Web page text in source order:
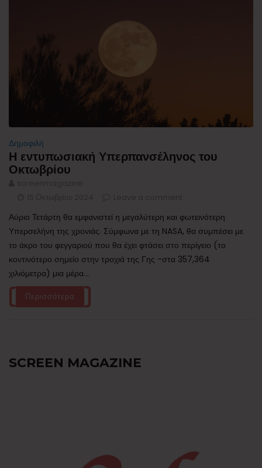
Δημοφιλή
Η εντυπωσιακή Υπερπανσέληνος του
Οκτωβρίου
Αύριο Τετάρτη θα εμφανιστεί η μεγαλύτερη και φωτεινότερη
Υπερσελήνη της χρονιάς. Σύμφωνα με τη NASA, θα συμπέσει με
το άκρο του φεγγαριού που θα έχει φτάσει στο περίγειο (το
κοντινότερο σημείο στην τροχιά της Γης -στα 357,364
χιλιόμετρα) μια μέρα...
Περισσότερα
SCREEN MAGAZINE